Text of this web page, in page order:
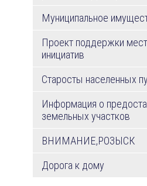
Муниципальное
Проект поддержки
инициатив
Старосты населенных
Информация о
земельных участков
ВНИМАНИЕ,РОЗЫСК
Дорога к дому